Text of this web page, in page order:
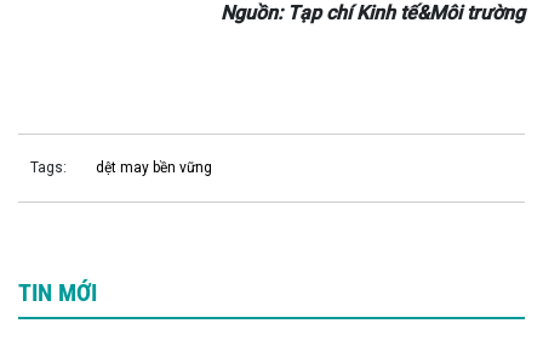
Nguồn: Tạp chí Kinh tế&Môi trường
Tags: dệt may bền vững
TIN MỚI